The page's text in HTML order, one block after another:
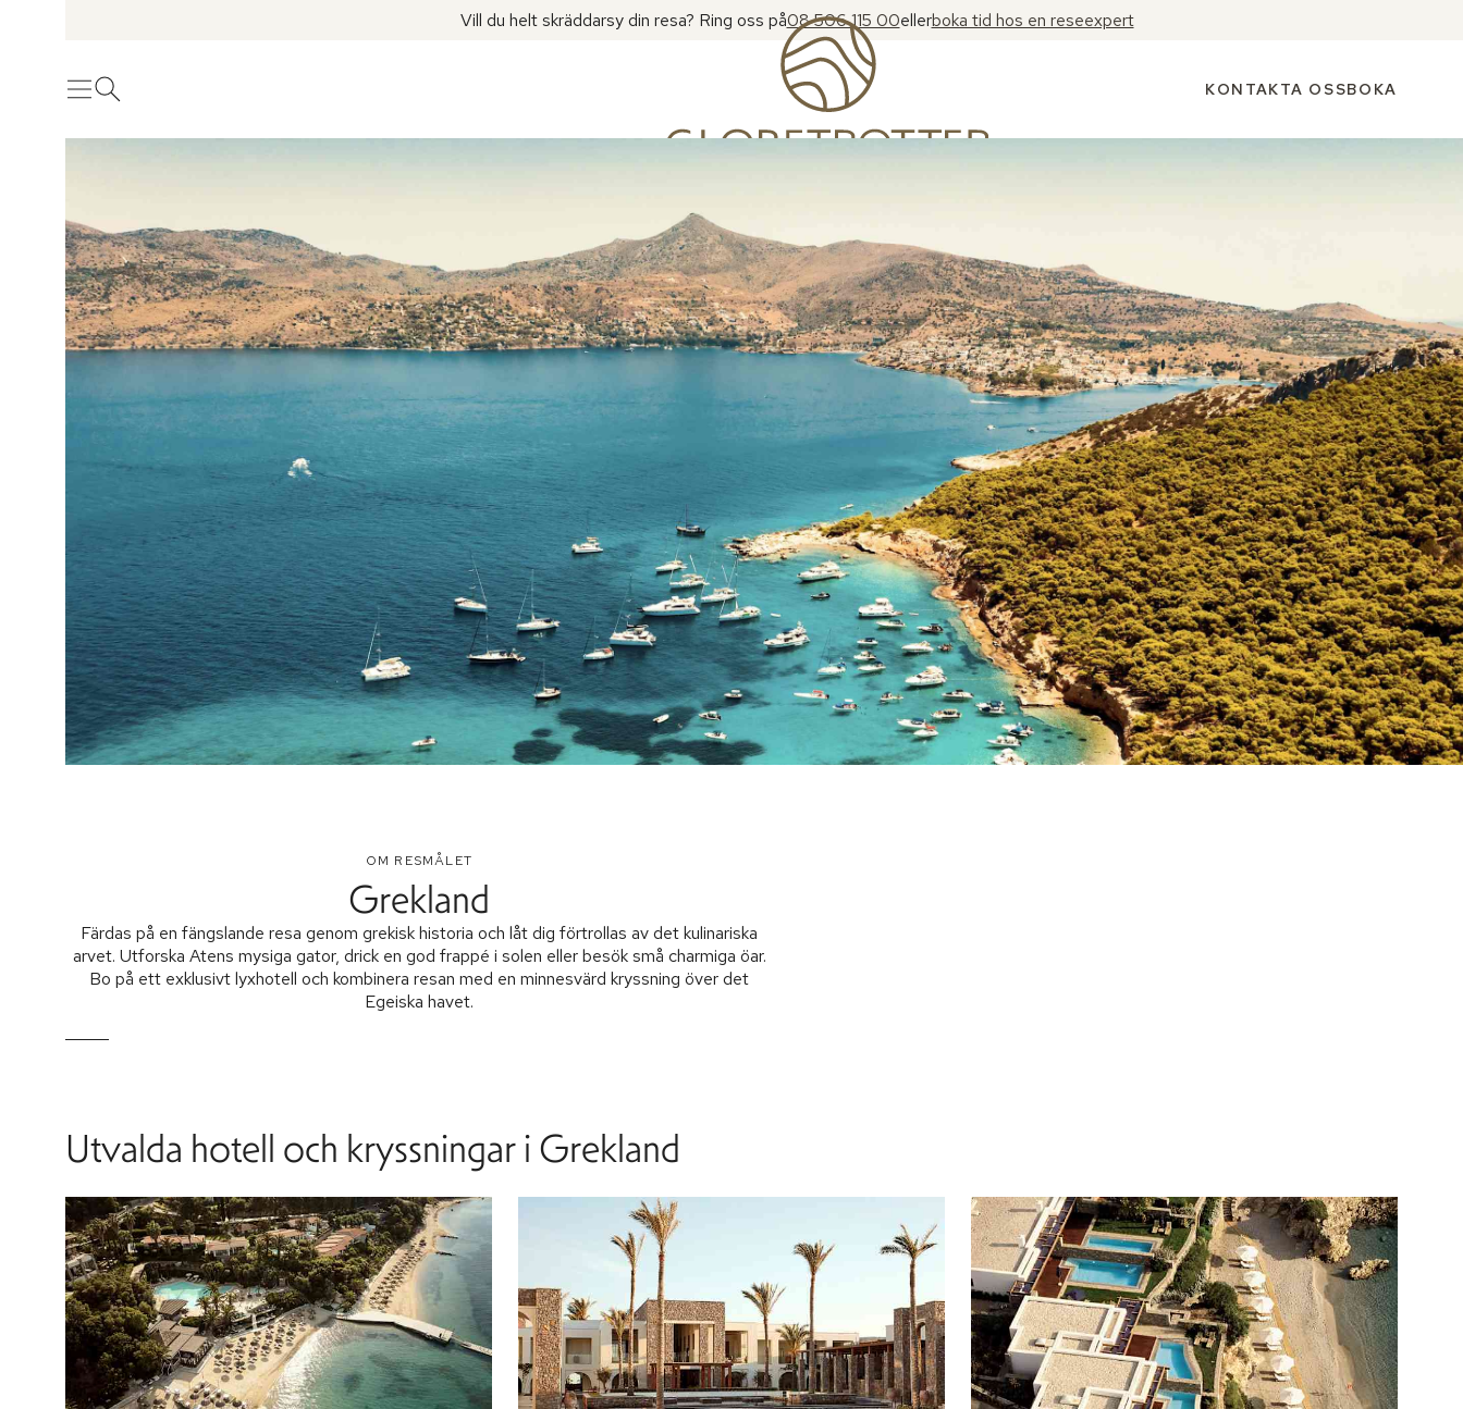
Vill du helt skräddarsy din resa? Ring oss på08 506 115 00ellerboka tid hos en reseexpert
MenyÖppna sök KONTAKTA OSSBOKA
OM RESMÅLET
Grekland
Färdas på en fängslande resa genom grekisk historia och låt dig förtrollas av det kulinariska
arvet. Utforska Atens mysiga gator, drick en god frappé i solen eller besök små charmiga öar.
Bo på ett exklusivt lyxhotell och kombinera resan med en minnesvärd kryssning över det
Egeiska havet.
Utvalda hotell och kryssningar i Grekland